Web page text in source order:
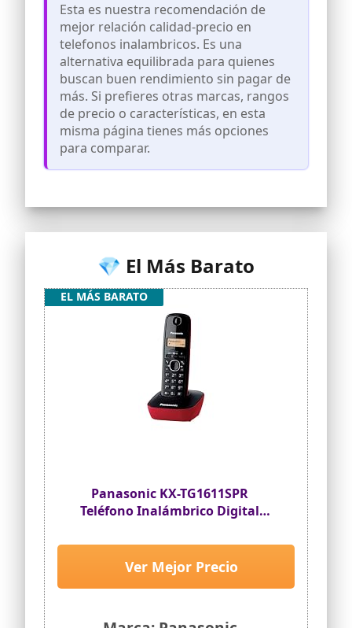
Esta es nuestra recomendación de
mejor relación calidad-precio en
telefonos inalambricos. Es una
alternativa equilibrada para quienes
buscan buen rendimiento sin pagar de
más. Si prefieres otras marcas, rangos
de precio o características, en esta
misma página tienes más opciones
para comparar.
💎 El Más Barato
Panasonic KX-TG1611SPR
Teléfono Inalámbrico Digital
Identificador De Llamadas,
Batería Larga Duración, Pantalla
LCD, Agenda, Rellamada,
Ver Mejor Precio
EL MÁS BARATO